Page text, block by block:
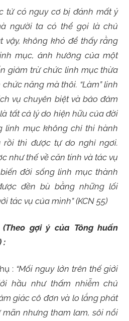
tử có nguy cơ bị đánh mất ý
người ta có thể gọi là chủ
vậy, không khó để thấy rằng
mục, ảnh hưởng của một
giảm trừ chức linh mục thừa
năng mà thôi. “Làm” linh
vụ chuyên biệt và bảo đảm
tất cả lý do hiện hữu của đời
linh mục không chỉ thi hành
rồi thì được tự do nghỉ ngơi.
như thế về căn tính và tác vụ
đời sống linh mục thành
đền bù bằng những lối
tác vụ của mình” (KCN 55)
gợi ý của Tông huấn
:
: “Mối nguy lớn trên thế giới
hầu như thấm nhiễm chủ
giác cô đơn và lo lắng phát
nhưng tham lam, sôi nổi